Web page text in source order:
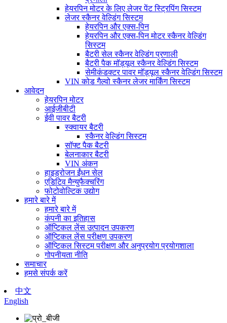
हेयरपिन मोटर के लिए लेजर पेंट स्ट्रिपिंग सिस्टम
लेजर स्कैनर वेल्डिंग सिस्टम
हेयरपिन और एक्स-पिन
हेयरपिन और एक्स-पिन मोटर स्कैनर वेल्डिंग
सिस्टम
बैटरी सेल स्कैनर वेल्डिंग प्रणाली
बैटरी पैक मॉड्यूल स्कैनर वेल्डिंग सिस्टम
सेमीकंडक्टर पावर मॉड्यूल स्कैनर वेल्डिंग सिस्टम
VIN कोड गैल्वो स्कैनर लेजर मार्किंग सिस्टम
आवेदन
हेयरपिन मोटर
आईजीबीटी
ईवी पावर बैटरी
स्क्वायर बैटरी
स्कैनर वेल्डिंग सिस्टम
सॉफ्ट पैक बैटरी
बेलनाकार बैटरी
VIN अंकन
हाइड्रोजन ईंधन सेल
एडिटिव मैन्युफैक्चरिंग
फोटोवोल्टिक उद्योग
हमारे बारे में
हमारे बारे में
कंपनी का इतिहास
ऑप्टिकल लेंस उत्पादन उपकरण
ऑप्टिकल लेंस परीक्षण उपकरण
ऑप्टिकल सिस्टम परीक्षण और अनुप्रयोग प्रयोगशाला
गोपनीयता नीति
समाचार
हमसे संपर्क करें
中文
English